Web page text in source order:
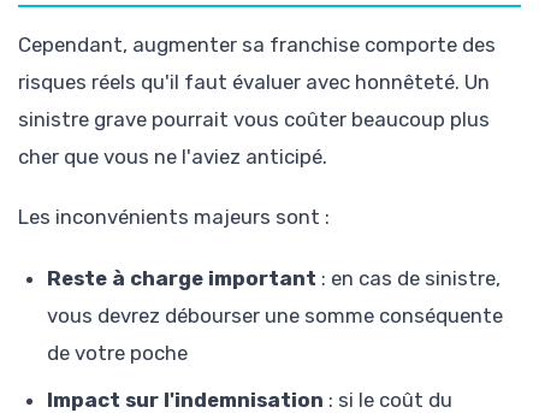
Cependant, augmenter sa franchise comporte des
risques réels qu'il faut évaluer avec honnêteté. Un
sinistre grave pourrait vous coûter beaucoup plus
cher que vous ne l'aviez anticipé.
Les inconvénients majeurs sont :
Reste à charge important : en cas de sinistre,
vous devrez débourser une somme conséquente
de votre poche
Impact sur l'indemnisation : si le coût du